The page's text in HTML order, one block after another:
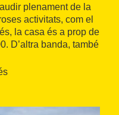
plenament de la
activitats, com el
la casa és a prop de
D’altra banda, també
de les